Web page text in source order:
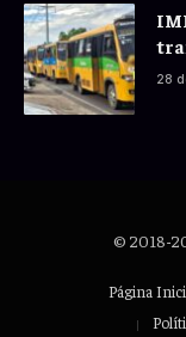
28
© 2018-
Página